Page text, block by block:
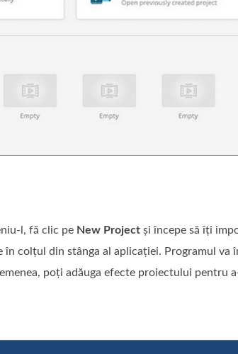
fă clic pe New Project și începe să îți
colțul din stânga al aplicației. Programul va
poți adăuga efecte proiectului pentru